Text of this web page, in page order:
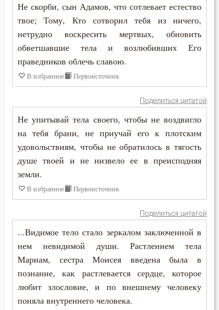
Мытарство
Надежда
Наказание
Намерение
Наслаждение
Насмешка
Наставление
Начальство
Ненависть
Нечувствие
Нищета
Обида
Обличение
Не скорби, сын Адамов, что сотлевает естество
твое; Тому, Кто сотворил тебя из ничего,
нетрудно воскресить мертвых, обновить
обветшавшие тела и возлюбивших Его
праведников облечь славою.
В избранное Первоисточник
Поделиться цитатой
Не упитывай тела своего, чтобы не воздвигло
на тебя брани, не приучай его к плотским
удовольствиям, чтобы не обратилось в тягость
душе твоей и не низвело ее в преисподняя
земли.
В избранное Первоисточник
Поделиться цитатой
...Видимое тело стало зеркалом заключенной в
нем невидимой души. Растлением тела
Мариам, сестра Моисея введена была в
познание, как растлевается сердце, которое
любит злословие, и по внешнему человеку
поняла внутреннего человека.